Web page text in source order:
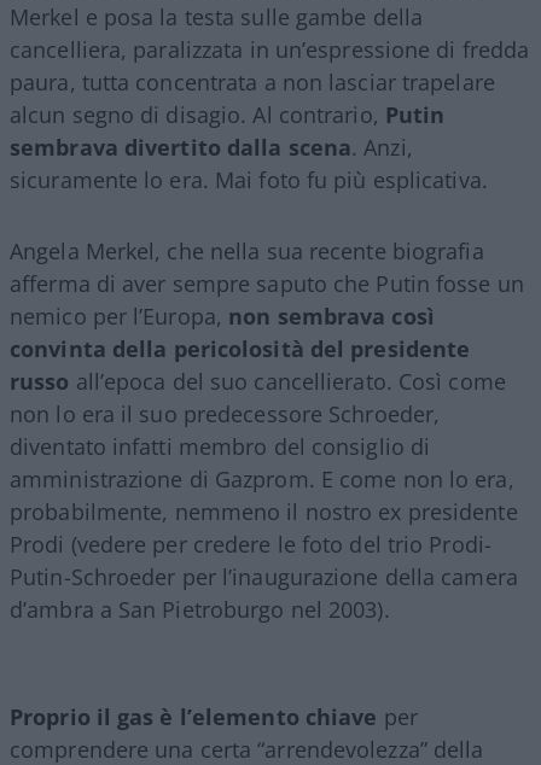
Merkel e posa la testa sulle gambe della
cancelliera, paralizzata in un’espressione di fredda
paura, tutta concentrata a non lasciar trapelare
alcun segno di disagio. Al contrario, Putin
sembrava divertito dalla scena. Anzi,
sicuramente lo era. Mai foto fu più esplicativa.
Angela Merkel, che nella sua recente biografia
afferma di aver sempre saputo che Putin fosse un
nemico per l’Europa, non sembrava così
convinta della pericolosità del presidente
russo all’epoca del suo cancellierato. Così come
non lo era il suo predecessore Schroeder,
diventato infatti membro del consiglio di
amministrazione di Gazprom. E come non lo era,
probabilmente, nemmeno il nostro ex presidente
Prodi (vedere per credere le foto del trio Prodi-
Putin-Schroeder per l’inaugurazione della camera
d’ambra a San Pietroburgo nel 2003).
Proprio il gas è l’elemento chiave per
comprendere una certa “arrendevolezza” della